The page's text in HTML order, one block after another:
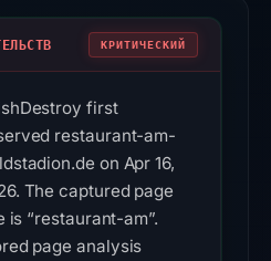
КРИТИЧЕСКИЙ
first
restaurant-am-
on Apr 16,
The captured page
is “restaurant-am”.
page analysis